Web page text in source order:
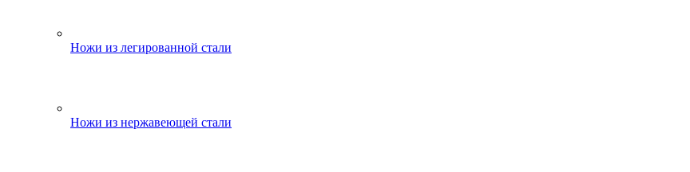
Ножи из легированной стали
Ножи из нержавеющей стали